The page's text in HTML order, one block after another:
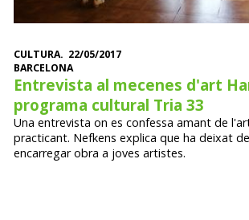
CULTURA. 22/05/2017
BARCELONA
Entrevista al mecenes d'art
programa cultural Tria 33
Una entrevista on es confessa amant de
practicant. Nefkens explica que ha deixat de
encarregar obra a joves artistes.